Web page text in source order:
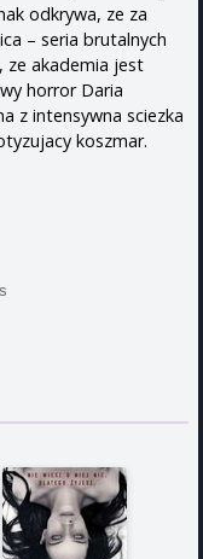
odkrywa, ze za
– seria brutalnych
ze akademia jest
horror Daria
z intensywna sciezka
koszmar.